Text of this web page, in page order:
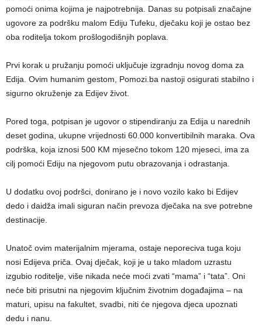
pomoći onima kojima je najpotrebnija. Danas su potpisali značajne
ugovore za podršku malom Ediju Tufeku, dječaku koji je ostao bez
oba roditelja tokom prošlogodišnjih poplava.
Prvi korak u pružanju pomoći uključuje izgradnju novog doma za
Edija. Ovim humanim gestom, Pomozi.ba nastoji osigurati stabilno i
sigurno okruženje za Edijev život.
Pored toga, potpisan je ugovor o stipendiranju za Edija u narednih
deset godina, ukupne vrijednosti 60.000 konvertibilnih maraka. Ova
podrška, koja iznosi 500 KM mjesečno tokom 120 mjeseci, ima za
cilj pomoći Ediju na njegovom putu obrazovanja i odrastanja.
U dodatku ovoj podršci, donirano je i novo vozilo kako bi Edijev
dedo i daidža imali siguran način prevoza dječaka na sve potrebne
destinacije.
Unatoč ovim materijalnim mjerama, ostaje neporeciva tuga koju
nosi Edijeva priča. Ovaj dječak, koji je u tako mladom uzrastu
izgubio roditelje, više nikada neće moći zvati “mama” i “tata”. Oni
neće biti prisutni na njegovim ključnim životnim događajima – na
maturi, upisu na fakultet, svadbi, niti će njegova djeca upoznati
dedu i nanu.